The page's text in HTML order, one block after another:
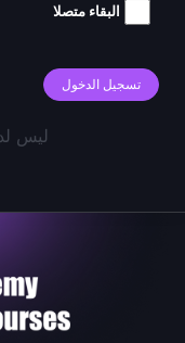
البقاء متصلا
تسجيل الدخول
ليس